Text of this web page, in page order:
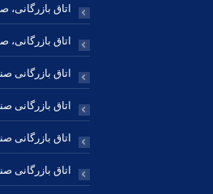
اتاق بازرگانی،
اتاق بازرگانی،
اتاق بازرگانی
اتاق بازرگانی
اتاق بازرگانی
اتاق بازرگانی